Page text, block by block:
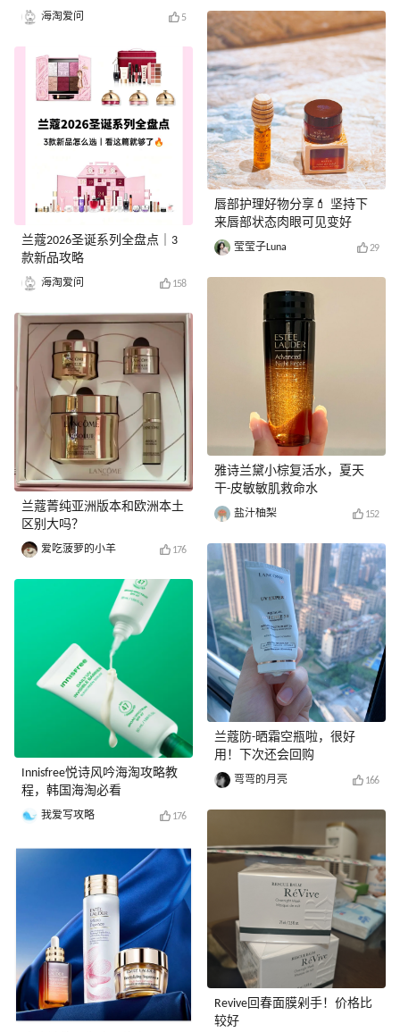
海淘爱问 5
兰蔻2026圣诞系列全盘点｜3
款新品攻略
海淘爱问 158
兰蔻菁纯亚洲版本和欧洲本土
区别大吗？
爱吃菠萝的小羊 176
Innisfree悦诗风吟海淘攻略教
程，韩国海淘必看
我爱写攻略 176
唇部护理好物分享💄 坚持下
来唇部状态肉眼可见变好
莹莹子Luna 29
雅诗兰黛小棕复活水，夏天
干-皮敏敏肌救命水
盐汁柚梨 152
兰蔻防-晒霜空瓶啦，很好
用！下次还会回购
弯弯的月亮 166
Revive回春面膜剁手！价格比
较好